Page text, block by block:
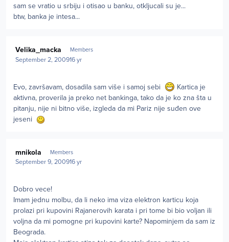
sam se vratio u srbiju i otisao u banku, otkljucali su je...
btw, banka je intesa...
Velika_macka Members
September 2, 200916 yr
Evo, završavam, dosadila sam više i samoj sebi
Kartica je
aktivna, proverila ja preko net bankinga, tako da je ko zna šta u
pitanju, nije ni bitno više, izgleda da mi Pariz nije suđen ove
jeseni
mnikola Members
September 9, 200916 yr
Dobro vece!
Imam jednu molbu, da li neko ima viza elektron karticu koja
prolazi pri kupovini Rajanerovih karata i pri tome bi bio voljan ili
voljna da mi pomogne pri kupovini karte? Napominjem da sam iz
Beograda.